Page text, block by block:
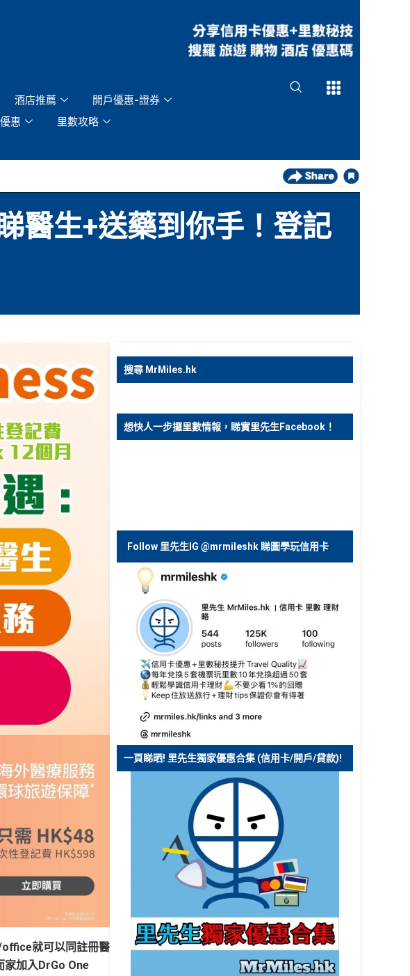
酒店推薦
開戶優惠-證券
惠 里數攻略
Open
醫生+送藥到你手！登記
就可以同註冊醫
家加入DrGo One
搜尋 MrMiles.hk
想快人一步攞里數情報，睇實里先生Facebook！
Follow 里先生IG @mrmileshk 睇圖學玩信用卡
一頁睇晒! 里先生獨家優惠合集 (信用卡/開戶/貸款)!